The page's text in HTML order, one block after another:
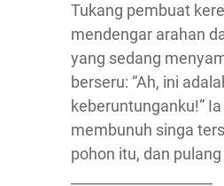
Tukang pembuat
mendengar arahan
yang sedang
berseru: “Ah, ini
keberuntunganku!”
membunuh singa
pohon itu, dan